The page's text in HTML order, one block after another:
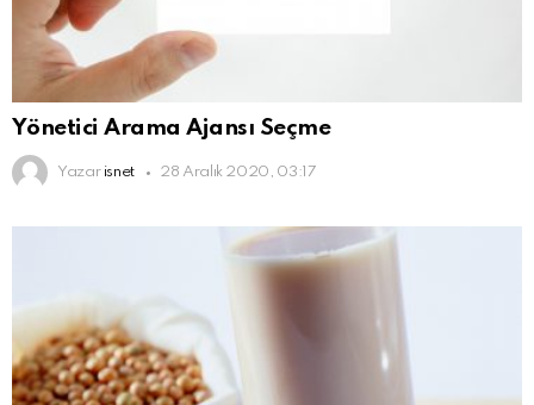
Yönetici Arama Ajansı Seçme
Yazar isnet 28 Aralık 2020, 03:17